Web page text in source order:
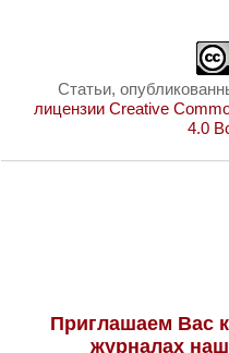
Статьи,
лицензии Creative
4.0
Приглашаем Вас
журналах